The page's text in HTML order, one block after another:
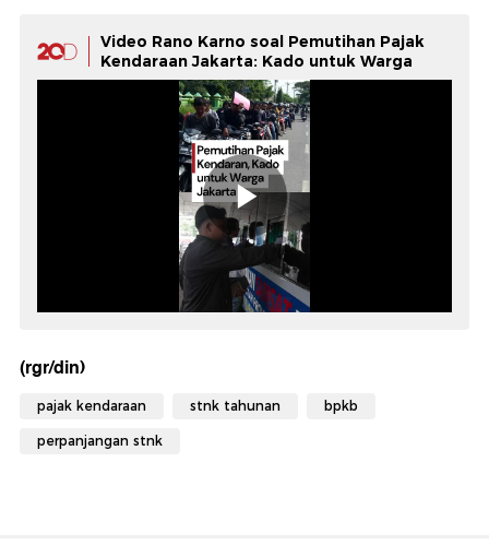
Video Rano Karno soal Pemutihan Pajak
Kendaraan Jakarta: Kado untuk Warga
(rgr/din)
pajak kendaraan stnk tahunan bpkb
perpanjangan stnk